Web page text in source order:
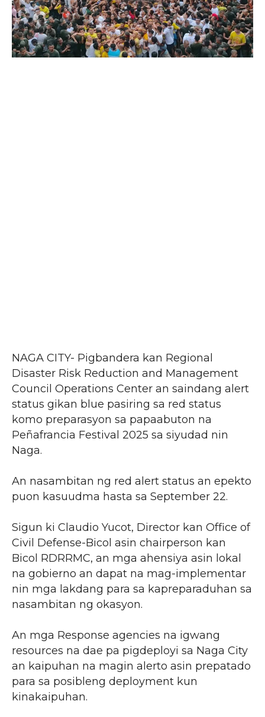
NAGA CITY- Pigbandera kan Regional
Disaster Risk Reduction and Management
Council Operations Center an saindang alert
status gikan blue pasiring sa red status
komo preparasyon sa papaabuton na
Peñafrancia Festival 2025 sa siyudad nin
Naga.
An nasambitan ng red alert status an epekto
puon kasuudma hasta sa September 22.
Sigun ki Claudio Yucot, Director kan Office of
Civil Defense-Bicol asin chairperson kan
Bicol RDRRMC, an mga ahensiya asin lokal
na gobierno an dapat na mag-implementar
nin mga lakdang para sa kapreparaduhan sa
nasambitan ng okasyon.
An mga Response agencies na igwang
resources na dae pa pigdeployi sa Naga City
an kaipuhan na magin alerto asin prepatado
para sa posibleng deployment kun
kinakaipuhan.